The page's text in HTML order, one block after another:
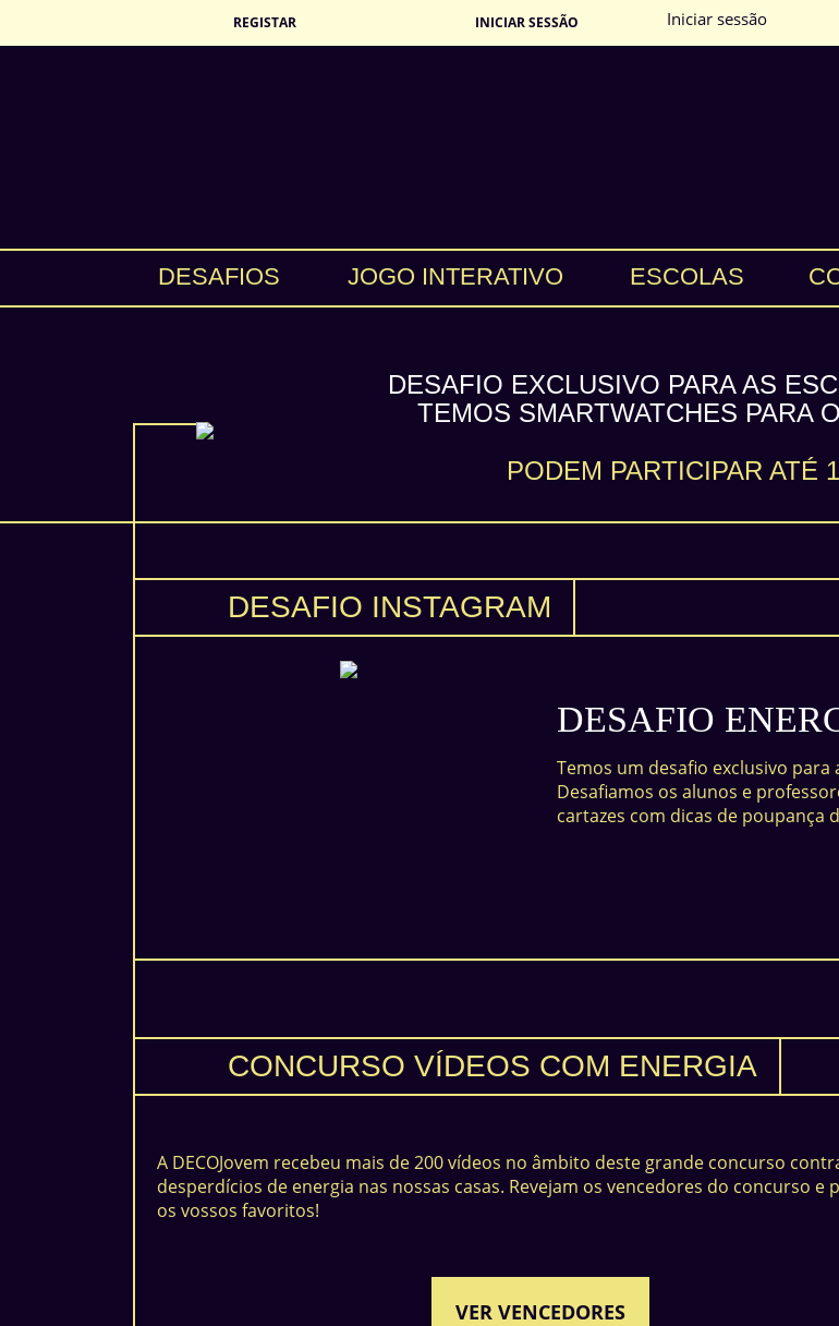
Iniciar sessão
REGISTAR INICIAR SESSÃO
DESAFIOS JOGO INTERATIVO ESCOLAS
DESAFIO EXCLUSIVO PARA AS
TEMOS SMARTWATCHES PARA
PODEM PARTICIPAR ATÉ
DESAFIO INSTAGRAM
DESAFIO
Temos um desafio exclusivo para
Desafiamos os alunos e
cartazes com dicas de poupança
CONCURSO VÍDEOS COM ENERGIA
A DECOJovem recebeu mais de 200 vídeos no âmbito deste grande concurso
desperdícios de energia nas nossas casas. Revejam os vencedores do concurso e
os vossos favoritos!
VER VENCEDORES